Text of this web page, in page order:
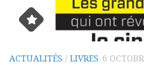
ACTUALITÉS / LIVRES 6